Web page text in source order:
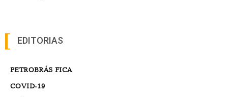
EDITORIAS
PETROBRÁS FICA
COVID-19